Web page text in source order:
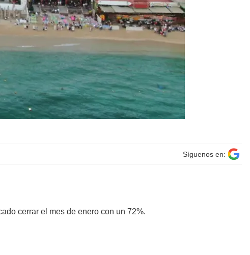
Síguenos en:
cerrar el mes de enero con un 72%.